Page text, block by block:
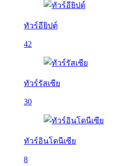
ทัวร์อียิปต์
42
ทัวร์รัสเซีย
30
ทัวร์อินโดนีเซีย
8